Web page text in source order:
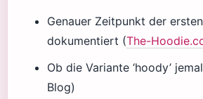
Genauer Zeitpunkt der
dokumentiert (The-
Ob die Variante ‘hoody’
Blog)